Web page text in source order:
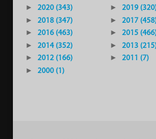
►
2020 (343) ►
2019
►
2018 (347) ►
2017
►
2016 (463) ►
2015
►
2014 (352) ►
2013
►
2012 (166) ►
2011 (7)
►
2000 (1)